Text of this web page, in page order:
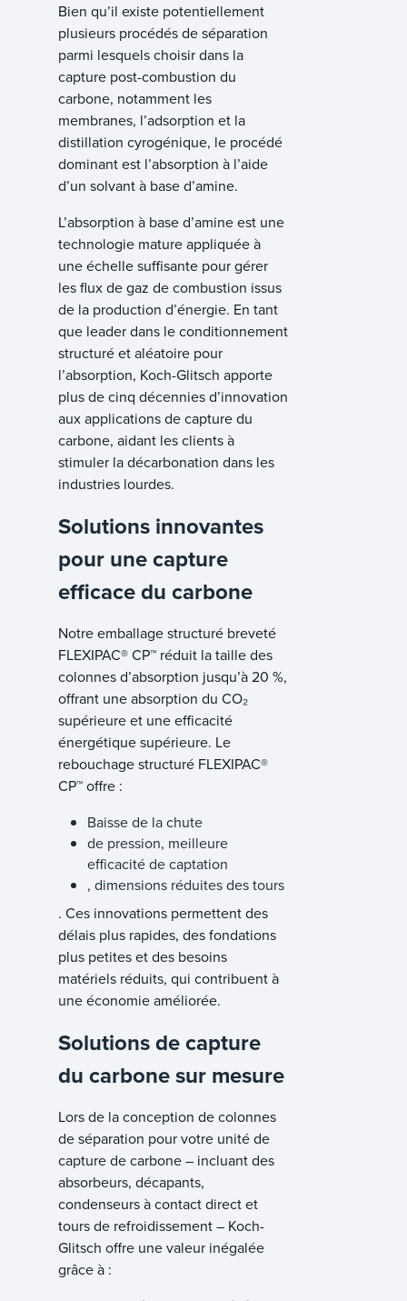
Bien qu’il existe potentiellement
plusieurs procédés de séparation
parmi lesquels choisir dans la
capture post-combustion du
carbone, notamment les
membranes, l’adsorption et la
distillation cyrogénique, le procédé
dominant est l’absorption à l’aide
d’un solvant à base d’amine.
L’absorption à base d’amine est une
technologie mature appliquée à
une échelle suffisante pour gérer
les flux de gaz de combustion issus
de la production d’énergie. En tant
que leader dans le conditionnement
structuré et aléatoire pour
l’absorption, Koch-Glitsch apporte
plus de cinq décennies d’innovation
aux applications de capture du
carbone, aidant les clients à
stimuler la décarbonation dans les
industries lourdes.
Solutions innovantes
pour une capture
efficace du carbone
Notre emballage structuré breveté
FLEXIPAC® CP™ réduit la taille des
colonnes d’absorption jusqu’à 20 %,
offrant une absorption du CO₂
supérieure et une efficacité
énergétique supérieure. Le
rebouchage structuré FLEXIPAC®
CP™ offre :
Baisse de la chute
de pression, meilleure
efficacité de captation
, dimensions réduites des tours
. Ces innovations permettent des
délais plus rapides, des fondations
plus petites et des besoins
matériels réduits, qui contribuent à
une économie améliorée.
Solutions de capture
du carbone sur mesure
Lors de la conception de colonnes
de séparation pour votre unité de
capture de carbone – incluant des
absorbeurs, décapants,
condenseurs à contact direct et
tours de refroidissement – Koch-
Glitsch offre une valeur inégalée
grâce à :